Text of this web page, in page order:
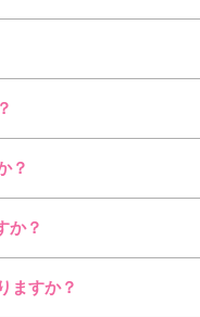
？
か？
ますか？